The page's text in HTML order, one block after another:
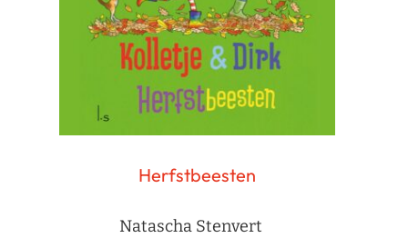
Herfstbeesten
Natascha Stenvert